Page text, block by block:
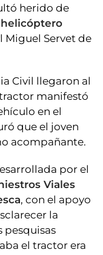
herido de
helicóptero
Miguel Servet de
Civil llegaron al
manifestó
en el
que el joven
acompañante.
por el
Viales
, con el apoyo
la
pesquisas
el tractor era